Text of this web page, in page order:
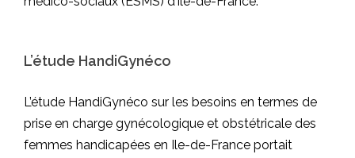
L’étude HandiGynéco
L’étude HandiGynéco sur les besoins en termes de
prise en charge gynécologique et obstétricale des
femmes handicapées en Ile-de-France portait